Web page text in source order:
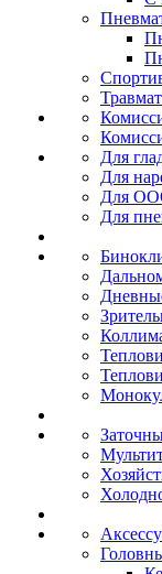
Для
Для
Для
Для